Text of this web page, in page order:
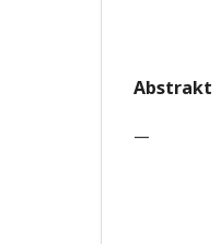
Abstrakt
—